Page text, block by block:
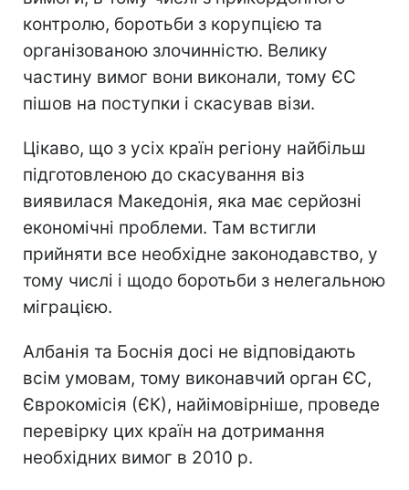
контролю, боротьби з корупцією та
організованою злочинністю. Велику
частину вимог вони виконали, тому ЄС
пішов на поступки і скасував візи.
Цікаво, що з усіх країн регіону найбільш
підготовленою до скасування віз
виявилася Македонія, яка має серйозні
економічні проблеми. Там встигли
прийняти все необхідне законодавство, у
тому числі і щодо боротьби з нелегальною
міграцією.
Албанія та Боснія досі не відповідають
всім умовам, тому виконавчий орган ЄС,
Єврокомісія (ЄК), найімовірніше, проведе
перевірку цих країн на дотримання
необхідних вимог в 2010 р.